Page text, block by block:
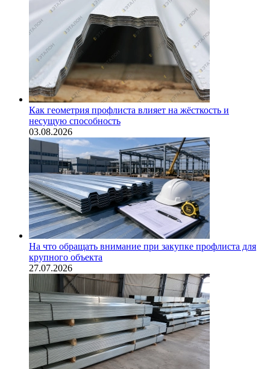
Как геометрия профлиста влияет на жёсткость и
несущую способность
03.08.2026
На что обращать внимание при закупке профлиста для
крупного объекта
27.07.2026